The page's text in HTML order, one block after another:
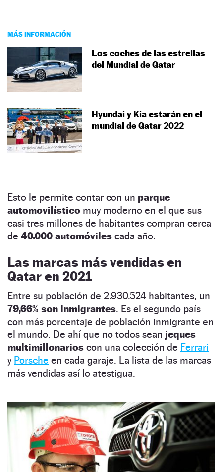
MÁS INFORMACIÓN
Los coches de las estrellas
del Mundial de Qatar
Hyundai y Kia estarán en el
mundial de Qatar 2022
Esto le permite contar con un parque
automovilístico muy moderno en el que sus
casi tres millones de habitantes compran cerca
de 40.000 automóviles cada año.
Las marcas más vendidas en
Qatar en 2021
Entre su población de 2.930.524 habitantes, un
79,66% son inmigrantes. Es el segundo país
con más porcentaje de población inmigrante en
el mundo. De ahí que no todos sean jeques
multimillonarios con una colección de Ferrari
y Porsche en cada garaje. La lista de las marcas
más vendidas así lo atestigua.